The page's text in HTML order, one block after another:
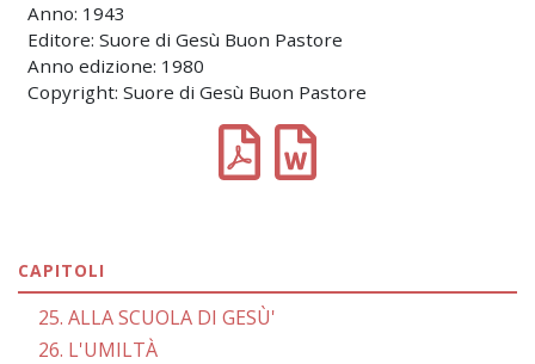
Anno: 1943
Editore: Suore di Gesù Buon Pastore
Anno edizione: 1980
Copyright: Suore di Gesù Buon Pastore
CAPITOLI
25. ALLA SCUOLA DI GESÙ'
26. L'UMILTÀ